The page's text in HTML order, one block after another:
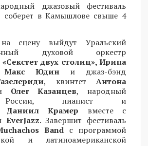
джазовый фестиваль
соберет в Камышлове свыше 4
сцену выйдут Уральский
духовой оркестр
«Секстет двух столиц», Ирина
Макс Юдин и джаз-бэнд
, квинтетАнтона
Олег Казанцев, народный
России, пианист и
Даниил Крамер вместе с
EverJazz. Завершит фестиваль
Band с программой
и латиноамериканской